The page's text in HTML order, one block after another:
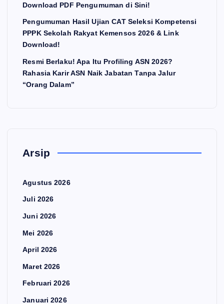
Download PDF Pengumuman di Sini!
Pengumuman Hasil Ujian CAT Seleksi Kompetensi
PPPK Sekolah Rakyat Kemensos 2026 & Link
Download!
Resmi Berlaku! Apa Itu Profiling ASN 2026?
Rahasia Karir ASN Naik Jabatan Tanpa Jalur
“Orang Dalam”
Arsip
Agustus 2026
Juli 2026
Juni 2026
Mei 2026
April 2026
Maret 2026
Februari 2026
Januari 2026